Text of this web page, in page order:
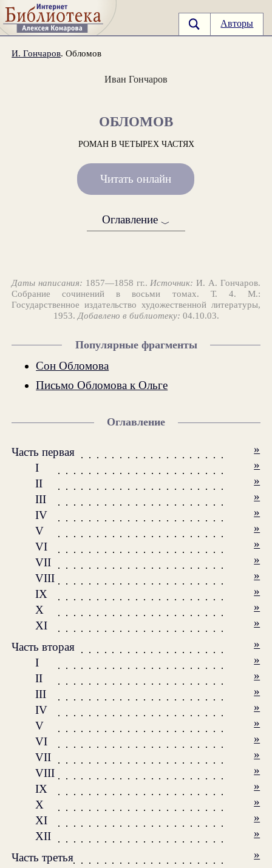
Авторы
И. Гончаров. Обломов
Иван Гончаров
ОБЛОМОВ
РОМАН В ЧЕТЫРЕХ ЧАСТЯХ
Читать онлайн
Оглавление ﹀
Даты написания: 1857—1858 гг.. Источник: И. А. Гончаров.
Собрание сочинений в восьми томах. Т. 4. М.:
Государственное издательство художественной литературы,
1953. Добавлено в библиотеку: 04.10.03.
Популярные фрагменты
Сон Обломова
Письмо Обломова к Ольге
Оглавление
Часть первая
»
I
»
II
»
III
»
IV
»
V
»
VI
»
VII
»
VIII
»
IX
»
X
»
XI
»
Часть вторая
»
I
»
II
»
III
»
IV
»
V
»
VI
»
VII
»
VIII
»
IX
»
X
»
XI
»
XII
»
Часть третья
»